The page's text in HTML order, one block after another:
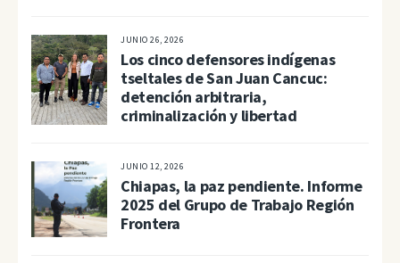
JUNIO 26, 2026
Los cinco defensores indígenas
tseltales de San Juan Cancuc:
detención arbitraria,
criminalización y libertad
JUNIO 12, 2026
Chiapas, la paz pendiente. Informe
2025 del Grupo de Trabajo Región
Frontera